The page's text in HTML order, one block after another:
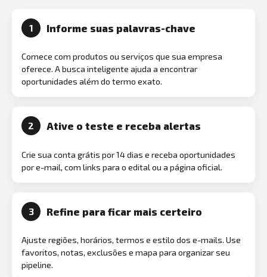
1 Informe suas palavras-chave
Comece com produtos ou serviços que sua empresa
oferece. A busca inteligente ajuda a encontrar
oportunidades além do termo exato.
2 Ative o teste e receba alertas
Crie sua conta grátis por 14 dias e receba oportunidades
por e-mail, com links para o edital ou a página oficial.
3 Refine para ficar mais certeiro
Ajuste regiões, horários, termos e estilo dos e-mails. Use
favoritos, notas, exclusões e mapa para organizar seu
pipeline.